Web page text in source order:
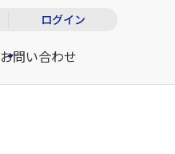
ログイン
お問い合わせ